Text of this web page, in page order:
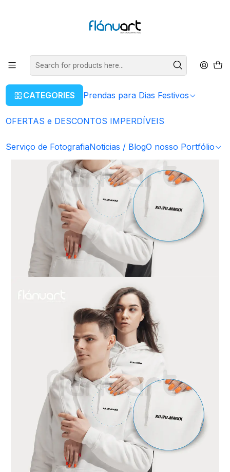
CATEGORIES Prendas para Dias Festivos
OFERTAS e DESCONTOS IMPERDÍVEIS
Serviço de FotografiaNoticias / BlogO nosso Portfólio
Prendas para Dias Festivos Para Amigos e Namorados